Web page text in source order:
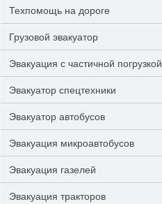
Техпомощь на дороге
Грузовой эвакуатор
Эвакуация с частичной погрузкой
Эвакуатор спецтехники
Эвакуатор автобусов
Эвакуация микроавтобусов
Эвакуация газелей
Эвакуация тракторов